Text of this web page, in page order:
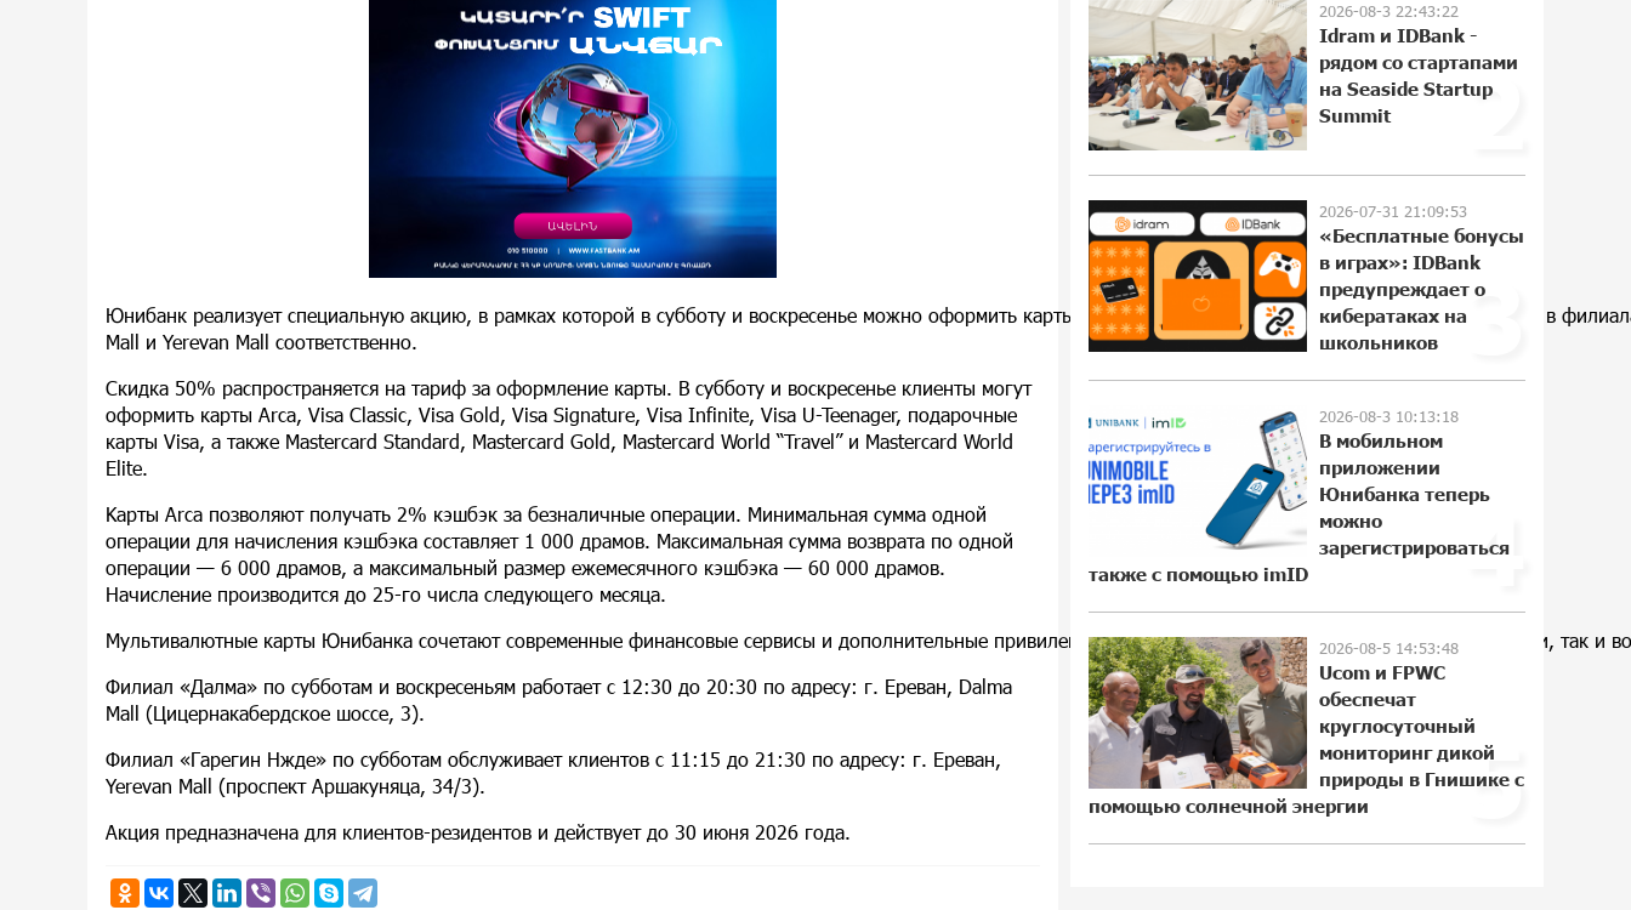
Юнибанк реализует специальную акцию, в рамках которой в субботу и воскресенье можно оформить карты Visa и Mastercard со скидкой 50%. Акция действует в
Mall и Yerevan Mall соответственно.
Скидка 50% распространяется на тариф за оформление карты. В субботу и воскресенье клиенты могут
оформить карты Arca, Visa Classic, Visa Gold, Visa Signature, Visa Infinite, Visa U-Teenager, подарочные
карты Visa, а также Mastercard Standard, Mastercard Gold, Mastercard World “Travel” и Mastercard World
Elite.
Kарты Arca позволяют получать 2% кэшбэк за безналичные операции. Минимальная сумма одной
операции для начисления кэшбэка составляет 1 000 драмов. Максимальная сумма возврата по одной
операции — 6 000 драмов, а максимальный размер ежемесячного кэшбэка — 60 000 драмов.
Начисление производится до 25-го числа следующего месяца.
Мультивалютные карты Юнибанка сочетают современные финансовые сервисы и дополнительные привилегии, обеспечивая комфорт как в повседневной жизни, так и
Филиал «Далма» по субботам и воскресеньям работает с 12:30 до 20:30 по адресу: г. Ереван, Dalma
Mall (Цицернакабердское шоссе, 3).
Филиал «Гарегин Нжде» по субботам обслуживает клиентов с 11:15 до 21:30 по адресу: г. Ереван,
Yerevan Mall (проспект Аршакуняца, 34/3).
Акция предназначена для клиентов-резидентов и действует до 30 июня 2026 года.
Если Израиль использует тему
Геноцида армян против Эрдогана,
то что для него значит сам
Геноцид?
— до 10% годовых и оформление в
мобильном приложении
17:16:48 30-07-2026
Платформа Rate.Trading на Seaside
Startup Summit: IDBank представил
инновационное решение
17:04:08 30-07-2026
Состоялось открытие Khachaturian
Rooftop при поддержке IDBank
14:42:59 29-07-2026
спокойно. Аршак Карапетян
18:38:32 28-07-2026
Обновленный Центр продаж и
обслуживания Ucom открылся по
адресу ул. Шаумяна, 24/2 в Арарате
12:03:54 28-07-2026
2
2026-08-3 22:43:22
Idram и IDBank -
рядом со стартапами
на Seaside Startup
Summit
3
2026-07-31 21:09:53
«Бесплатные бонусы
в играх»: IDBank
предупреждает о
кибератаках на
школьников
4
2026-08-3 10:13:18
В мобильном
приложении
Юнибанка теперь
можно
зарегистрироваться
также с помощью imID
5
2026-08-5 14:53:48
Ucom и FPWC
обеспечат
круглосуточный
мониторинг дикой
природы в Гнишике с
помощью солнечной энергии